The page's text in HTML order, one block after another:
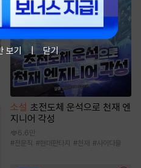
소설 초전도체 운석으로 천재 엔
지니어 각성
6.6만
#전문직 #현대판타지 #천재 #사이다물
보기 닫기